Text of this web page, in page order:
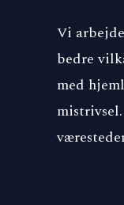
Vi
bedre
med